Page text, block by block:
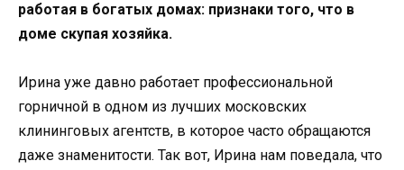
работая в богатых домах: признаки того, что в
доме скупая хозяйка.
Ирина уже давно работает профессиональной
горничной в одном из лучших московских
клининговых агентств, в которое часто обращаются
даже знаменитости. Так вот, Ирина нам поведала, что